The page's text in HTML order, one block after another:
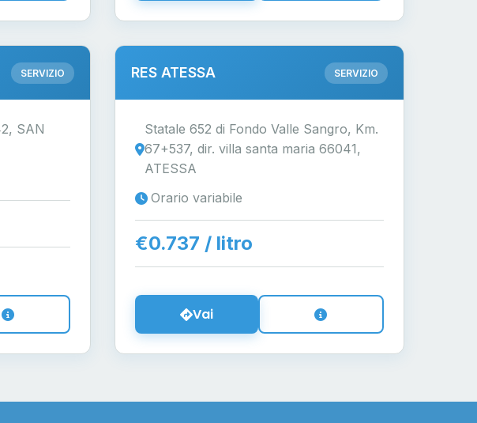
SERVIZIO
SAN
RES ATESSA SERVIZIO
Statale 652 di Fondo Valle Sangro, Km.
67+537, dir. villa santa maria 66041,
ATESSA
Orario variabile
€0.737 / litro
Vai